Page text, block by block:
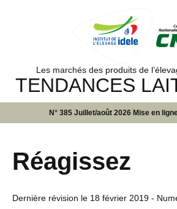
Les marchés des produits de
TENDANCES
N° 385 Juillet/août 2026 Mise en
Réagissez
Dernière révision le 18 février 2019 -